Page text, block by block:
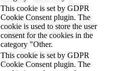
This cookie is set by GDPR
Cookie Consent plugin. The
cookie is used to store the user
consent for the cookies in the
category "Other.
This cookie is set by GDPR
Cookie Consent plugin. The